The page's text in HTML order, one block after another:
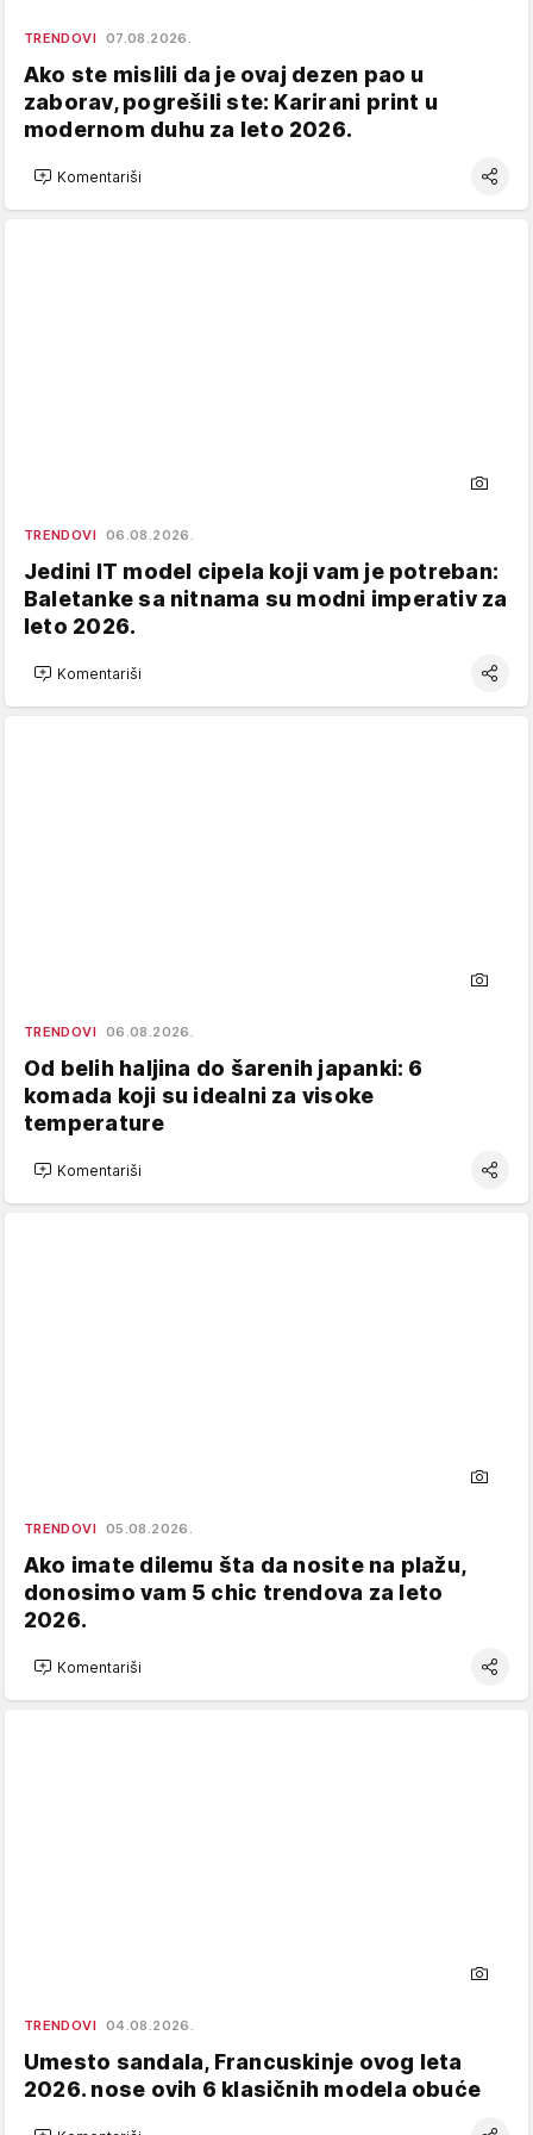
TRENDOVI 07.08.2026.
Ako ste mislili da je ovaj dezen pao u
zaborav, pogrešili ste: Karirani print u
modernom duhu za leto 2026.
Komentariši
TRENDOVI 06.08.2026.
Jedini IT model cipela koji vam je potreban:
Baletanke sa nitnama su modni imperativ za
leto 2026.
Komentariši
TRENDOVI 06.08.2026.
Od belih haljina do šarenih japanki: 6
komada koji su idealni za visoke
temperature
Komentariši
TRENDOVI 05.08.2026.
Ako imate dilemu šta da nosite na plažu,
donosimo vam 5 chic trendova za leto
2026.
Komentariši
TRENDOVI 04.08.2026.
Umesto sandala, Francuskinje ovog leta
2026. nose ovih 6 klasičnih modela obuće